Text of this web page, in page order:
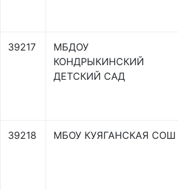
39217
МБДОУ
КОНДРЫКИНСКИЙ
ДЕТСКИЙ САД
39218 МБОУ КУЯГАНСКАЯ СОШ